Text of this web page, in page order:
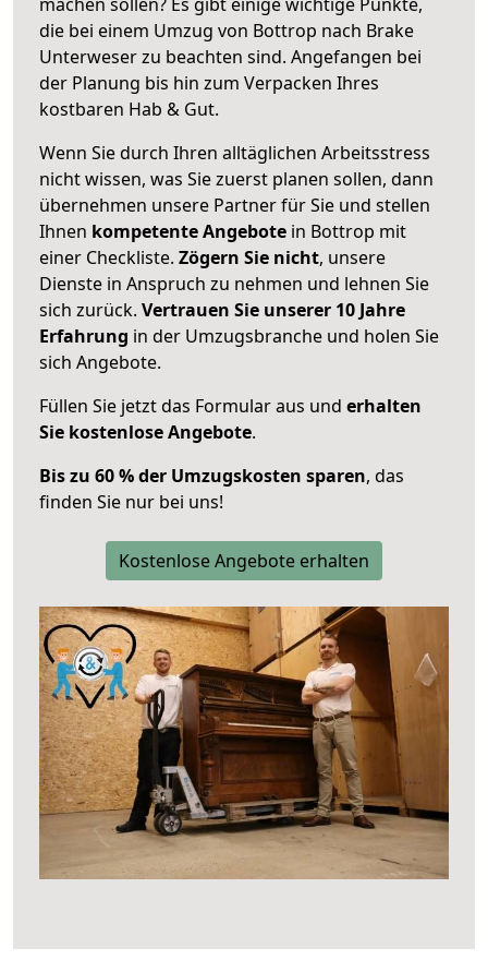
die bei einem Umzug von Bottrop nach Brake
Unterweser zu beachten sind. Angefangen bei
der Planung bis hin zum Verpacken Ihres
kostbaren Hab & Gut.
Wenn Sie durch Ihren alltäglichen Arbeitsstress
nicht wissen, was Sie zuerst planen sollen, dann
übernehmen unsere Partner für Sie und stellen
Ihnen kompetente Angebote in Bottrop mit
einer Checkliste. Zögern Sie nicht, unsere
Dienste in Anspruch zu nehmen und lehnen Sie
sich zurück. Vertrauen Sie unserer 10 Jahre
Erfahrung in der Umzugsbranche und holen Sie
sich Angebote.
Füllen Sie jetzt das Formular aus und erhalten
Sie kostenlose Angebote.
Bis zu 60 % der Umzugskosten sparen, das
finden Sie nur bei uns!
Kostenlose Angebote erhalten